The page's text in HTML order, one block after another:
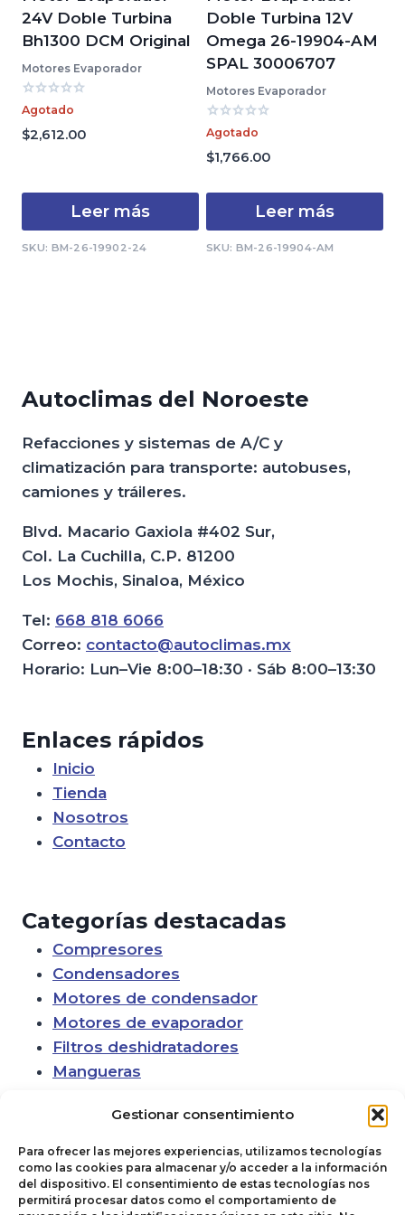
Gestionar consentimiento
Para ofrecer las mejores experiencias, utilizamos tecnologías
como las cookies para almacenar y/o acceder a la información
del dispositivo. El consentimiento de estas tecnologías nos
permitirá procesar datos como el comportamiento de
24V Doble Turbina
Bh1300 DCM Original
Motores Evaporador
Valorado
con
0
de
Agotado
$2,612.00
Leer más
SKU: BM-26-19902-24
Doble Turbina 12V
Omega 26-19904-AM
SPAL 30006707
Motores Evaporador
Valorado
con
0
de
Agotado
$1,766.00
Leer más
SKU: BM-26-19904-AM
Autoclimas del Noroeste
Refacciones y sistemas de A/C y
climatización para transporte: autobuses,
camiones y tráileres.
Blvd. Macario Gaxiola #402 Sur,
Col. La Cuchilla, C.P. 81200
Los Mochis, Sinaloa, México
Tel: 668 818 6066
Correo: contacto@autoclimas.mx
Horario: Lun–Vie 8:00–18:30 · Sáb 8:00–13:30
Enlaces rápidos
Inicio
Tienda
Nosotros
Contacto
Categorías destacadas
Compresores
Condensadores
Motores de condensador
Motores de evaporador
Filtros deshidratadores
Mangueras